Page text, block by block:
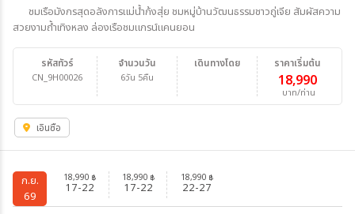
ชมเรือมังกรสุดอลังการแม่น้ำก้งสุ่ย ชมหมู่บ้านวัฒนธรรมชาวถู่เจีย สัมผัสความ
สวยงามถ้ำเทิงหลง ล่องเรือชมแกรน์แคนยอน
รหัสทัวร์
CN_9H00026
จำนวนวัน
6วัน 5คืน
ราคาเริ่มต้น
18,990
บาท/ท่าน
เดินทางโดย
เอินซือ
ก.ย.
69
18,990 ฿
17-22
18,990 ฿
17-22
18,990 ฿
22-27